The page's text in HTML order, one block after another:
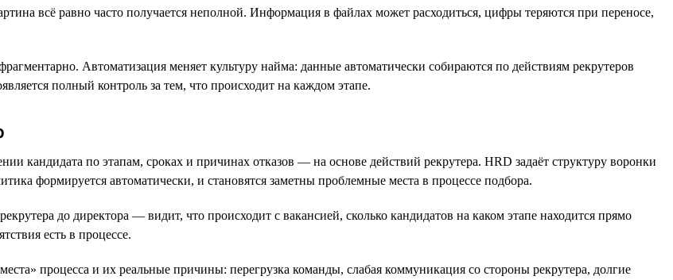
всё равно часто получается неполной. Информация в файлах может расходиться, цифры теряются при переносе,
Автоматизация меняет культуру найма: данные автоматически собираются по действиям рекрутеров
полный контроль за тем, что происходит на каждом этапе.
кандидата по этапам, сроках и причинах отказов — на основе действий рекрутера. HRD задаёт структуру воронки
формируется автоматически, и становятся заметны проблемные места в процессе подбора.
до директора — видит, что происходит с вакансией, сколько кандидатов на каком этапе находится прямо
есть в процессе.
процесса и их реальные причины: перегрузка команды, слабая коммуникация со стороны рекрутера, долгие